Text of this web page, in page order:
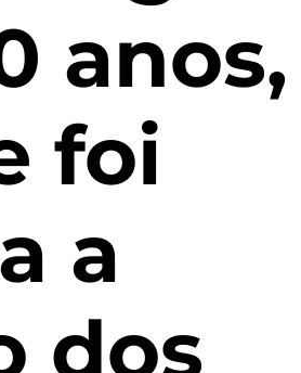
anos,
foi
a
dos